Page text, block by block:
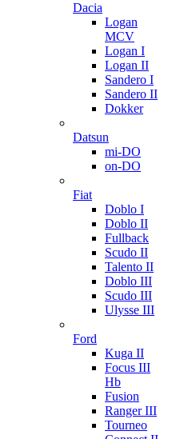
Dacia
Logan
MCV
Logan I
Logan II
Sandero I
Sandero II
Dokker
Datsun
mi-DO
on-DO
Fiat
Doblo I
Doblo II
Fullback
Scudo II
Talento II
Doblo III
Scudo III
Ulysse III
Ford
Kuga II
Focus III
Hb
Fusion
Ranger III
Tourneo